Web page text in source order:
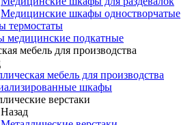
Медицинские шкафы одностворчатые
термостаты
медицинские подкатные
мебель для производства
мебель для производства
шкафы
верстаки
Назад